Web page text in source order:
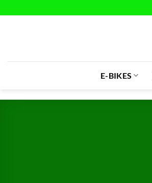
E-BIKES